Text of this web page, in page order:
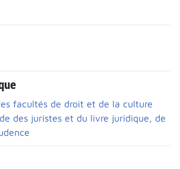
facultés de droit et de la culture
des juristes et du livre juridique, de